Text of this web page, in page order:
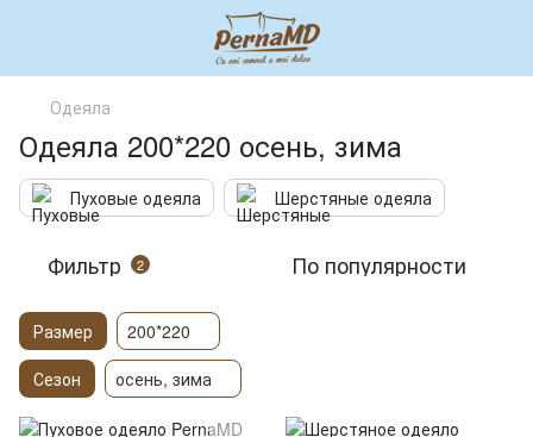
Одеяла
Одеяла 200*220 осень, зима
Пуховые одеяла Шерстяные одеяла
Фильтр 2 По популярности
Размер
200*220
Сезон
осень, зима